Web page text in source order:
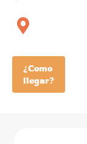
¿Como
llegar?